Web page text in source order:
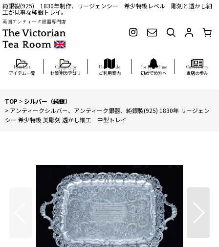
純銀製(925) 1830年制作、リージェンシー 希少特級レベル 彫刻と透かし細
工が見事な純銀トレイ。
英国アンティーク銀器専門店
アイテム一覧 材質別カテゴリ ご利用案内 初めての方へ 当店の歩み
TOP > シルバー（純銀）
> アンティークシルバー、アンティーク銀器、純銀製(925) 1830年 リージェン
シー 希少特級 美彫刻 透かし細工 中型トレイ